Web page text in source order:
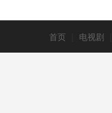
首页 电视剧